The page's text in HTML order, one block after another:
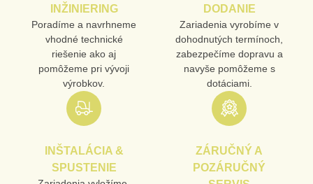
INŽINIERING
Poradíme a navrhneme
vhodné technické
riešenie ako aj
pomôžeme pri vývoji
výrobkov.
DODANIE
Zariadenia vyrobíme v
dohodnutých termínoch,
zabezpečíme dopravu a
navyše pomôžeme s
dotáciami.
INŠTALÁCIA &
SPUSTENIE
ZÁRUČNÝ A
POZÁRUČNÝ